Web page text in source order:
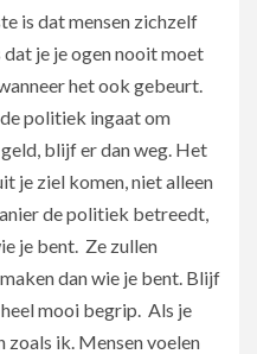
is dat mensen zichzelf
je je ogen nooit moet
het ook gebeurt.
politiek ingaat om
blijf er dan weg. Het
je ziel komen, niet alleen
de politiek betreedt,
je bent. Ze zullen
dan wie je bent. Blijf
heel mooi begrip. Als je
ik. Mensen voelen